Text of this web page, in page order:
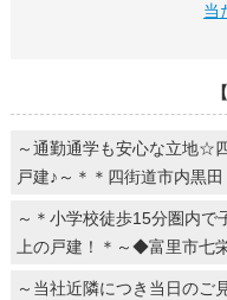
当
～通勤通学も安心な立地☆
戸建♪～＊＊四街道市内黒田
～＊小学校徒歩15分圏内
上の戸建！＊～◆富里市七
～当社近隣につき当日のご